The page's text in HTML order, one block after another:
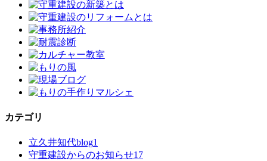
カテゴリ
立久井知代blog1
守重建設からのお知らせ17